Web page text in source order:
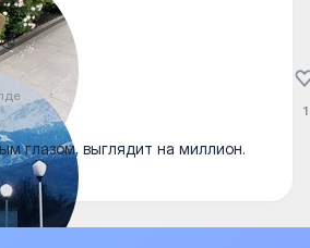
глазом, выглядит на миллион.
1